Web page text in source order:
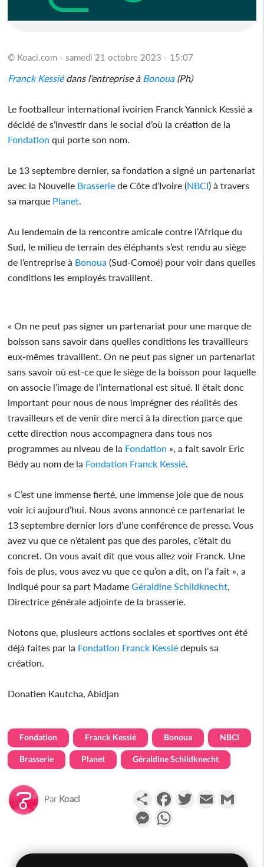
© Koaci.com - samedi 21 octobre 2023 - 15:07
Franck Kessiédans l’entreprise à Bonoua(Ph)
Le footballeur international ivoirien Franck Yannick Kessié a
décidé de s’investir dans le social d’où la création de la
Fondation qui porte son nom.
Le 13 septembre dernier, sa fondation a signé un partenariat
avec la Nouvelle Brasserie de Côte d’Ivoire (NBCI) à travers
sa marque Planet
Au lendemain de la rencontre amicale contre l’Afrique du
Sud, le milieu de terrain des éléphants s’est rendu au siège
de l’entreprise à Bonoua (Sud-Comoé) pour voir dans quelles
conditions les employés travaillent.
« On ne peut pas signer un partenariat pour une marque de
boisson sans savoir dans quelles conditions les travailleurs
eux-mêmes travaillent. On ne peut pas signer un partenariat
sans savoir où est-ce que le siège de la boisson pour laquelle
on associe l’image de l’international est situé. Il était donc
important pour nous de nous imprégner des réalités des
travailleurs et de venir dire merci à la direction parce que
cette direction nous accompagnera dans tous nos
programmes au niveau de la Fondation », a fait savoir Eric
Bédy au nom de la Fondation Franck Kessié
« C’est une immense fierté, une immense joie que de nous
voir ici aujourd’hui. Nous avons annoncé ce partenariat le
13 septembre dernier lors d’une conférence de presse. Vous
avez vu que ce n’étaient pas que des paroles, c’était du
concret. On vous avait dit que vous allez voir Franck. Une
fois de plus, vous avez vu que ce qu’on a dit, on l’a fait », a
indiqué pour sa part MadameGéraldine Schildknecht
Directrice générale adjointe de la brasserie.
Notons que, plusieurs actions sociales et sportives ont été
déjà faites par la Fondation Franck Kessié depuis sa
création.
Donatien Kautcha, Abidjan
Fondation Franck Kessié Bonoua NBCI
Brasserie Planet Géraldine Schildknecht
Par Koaci PartagerFacebookTwitterEmail
Messenger